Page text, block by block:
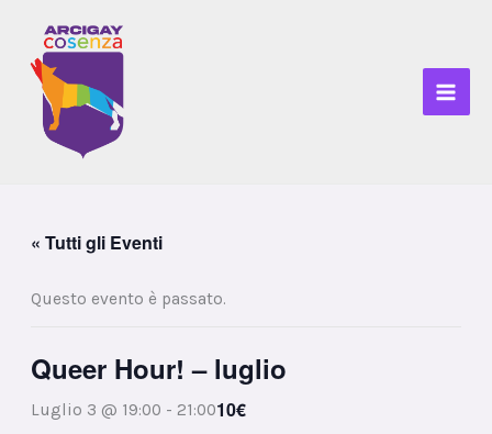
contenuto
« Tutti gli Eventi
Questo evento è passato.
Queer Hour! – luglio
Luglio 3 @ 19:00 -21:0010€